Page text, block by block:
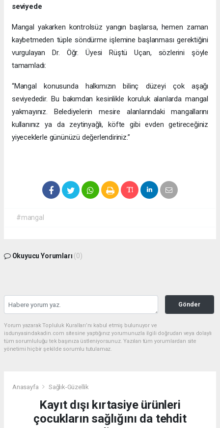
seviyede
Mangal yakarken kontrolsüz yangın başlarsa, hemen zaman
kaybetmeden tüple söndürme işlemine başlanması gerektiğini
vurgulayan Dr. Öğr. Üyesi Rüştü Uçan, sözlerini şöyle
tamamladı:
“Mangal konusunda halkımızın bilinç düzeyi çok aşağı
seviyededir. Bu bakımdan kesinlikle koruluk alanlarda mangal
yakmayınız. Belediyelerin mesire alanlarındaki mangallarını
kullanınız ya da zeytinyağlı, köfte gibi evden getireceğiniz
yiyeceklerle gününüzü değerlendiriniz.”
#mangal
Okuyucu Yorumları (0)
Gönder
Yorum yazarak Topluluk Kuralları’nı kabul etmiş bulunuyor ve
isdunyasindakadin.com sitesine yaptığınız yorumunuzla ilgili doğrudan veya dolaylı
tüm sorumluluğu tek başınıza üstleniyorsunuz. Yazılan tüm yorumlardan site
yönetimi hiçbir şekilde sorumlu tutulamaz.
Anasayfa Sağlık-Güzellik
Kayıt dışı kırtasiye ürünleri
çocukların sağlığını da tehdit